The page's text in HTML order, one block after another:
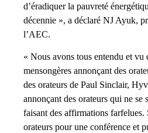
d’éradiquer la pauvreté
décennie », a déclaré NJ Ayuk,
l’AEC.
« Nous avons tous entendu et vu
mensongères annonçant des
des orateurs de Paul Sinclair,
annonçant des orateurs qui ne se
faisant des affirmations farfelues.
orateurs pour une conférence et